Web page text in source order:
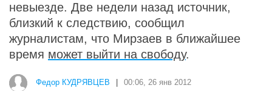
невыезде. Две недели назад источник,
близкий к следствию, сообщил
журналистам, что Мирзаев в ближайшее
время может выйти на свободу.
Федор КУДРЯВЦЕВ 00:06, 26 янв 2012